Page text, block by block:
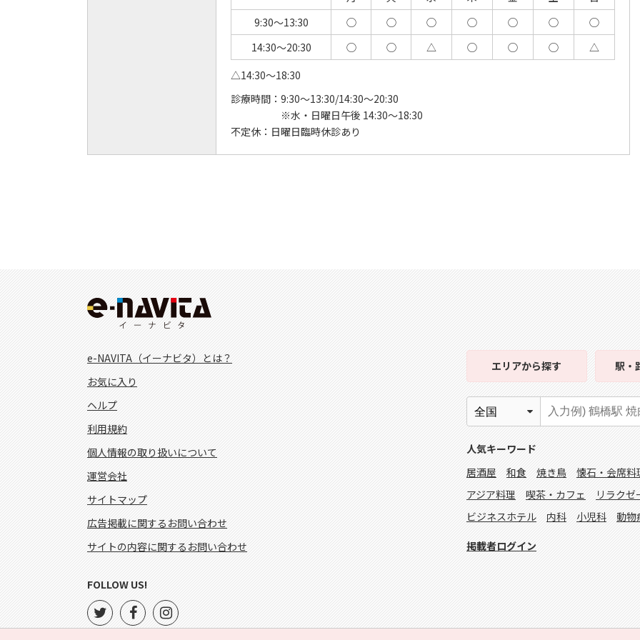
9:30～13:30
◯ ◯ ◯ ◯ ◯ ◯
◯
14:30～20:30
◯ ◯ △ ◯ ◯ ◯
△
△14:30～18:30
診療時間： 9:30～13:30/14:30～20:30
※水・日曜日午後 14:30～18:30
不定休： 日曜日臨時休診あり
e-NAVITA（イーナビタ）とは？
お気に入り
ヘルプ
利用規約
個人情報の取り扱いについて
運営会社
サイトマップ
広告掲載に関するお問い合わせ
サイトの内容に関するお問い合わせ
エリアから探す 駅・
人気キーワード
居酒屋
和食 焼き鳥 懐石・会席料
アジア料理
喫茶・カフェ リラクゼ
ビジネスホテル
内科 小児科 動物
掲載者ログイン
FOLLOW US!